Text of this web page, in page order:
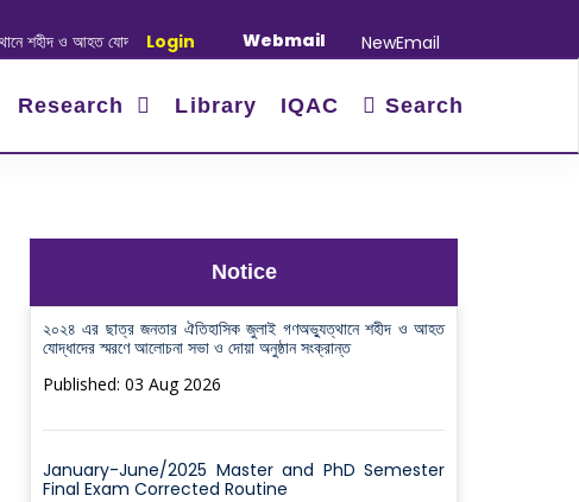
ও আহত যোদ্ধাদের স্মরণে আলোচনা সভা ও দোয়া অনুষ্ঠান সংক্রান্ত|January-June/2025
Login Webmail NewEmail
Research Library IQAC Search
Notice
২০২৪ এর ছাত্র জনতার ঐতিহাসিক জুলাই গণঅভ্যুত্থানে শহীদ ও আহত
যোদ্ধাদের স্মরণে আলোচনা সভা ও দোয়া অনুষ্ঠান সংক্রান্ত
Published: 03 Aug 2026
January-June/2025 Master and PhD Semester
Final Exam Corrected Routine